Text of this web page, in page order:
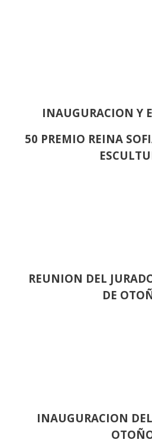
INAUGURACION Y
50 PREMIO REINA
REUNION DEL
DE
INAUGURACION